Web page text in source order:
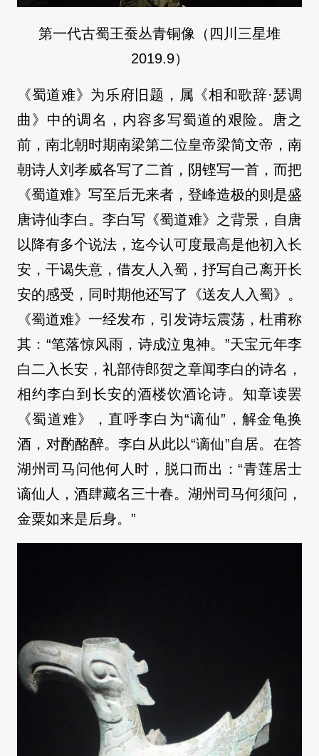
第一代古蜀王蚕丛青铜像（四川三星堆
2019.9）
《蜀道难》为乐府旧题，属《相和歌辞·瑟调
曲》中的调名，内容多写蜀道的艰险。唐之
前，南北朝时期南梁第二位皇帝梁简文帝，南
朝诗人刘孝威各写了二首，阴铿写一首，而把
《蜀道难》写至后无来者，登峰造极的则是盛
唐诗仙李白。李白写《蜀道难》之背景，自唐
以降有多个说法，迄今认可度最高是他初入长
安，干谒失意，借友人入蜀，抒写自己离开长
安的感受，同时期他还写了《送友人入蜀》。
《蜀道难》一经发布，引发诗坛震荡，杜甫称
其：“笔落惊风雨，诗成泣鬼神。”天宝元年李
白二入长安，礼部侍郎贺之章闻李白的诗名，
相约李白到长安的酒楼饮酒论诗。知章读罢
《蜀道难》，直呼李白为“谪仙”，解金龟换
酒，对酌酩醉。李白从此以“谪仙”自居。在答
湖州司马问他何人时，脱口而出：“青莲居士
谪仙人，酒肆藏名三十春。湖州司马何须问，
金粟如来是后身。”